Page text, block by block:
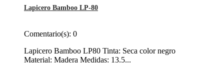
Lapicero Bamboo LP-80
Comentario(s): 0
Lapicero Bamboo LP80 Tinta: Seca color negro
Material: Madera Medidas: 13.5...